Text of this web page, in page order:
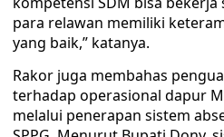
para relawan memiliki
yang baik,” katanya.
Rakor juga membahas
terhadap operasional dapur
melalui penerapan sistem